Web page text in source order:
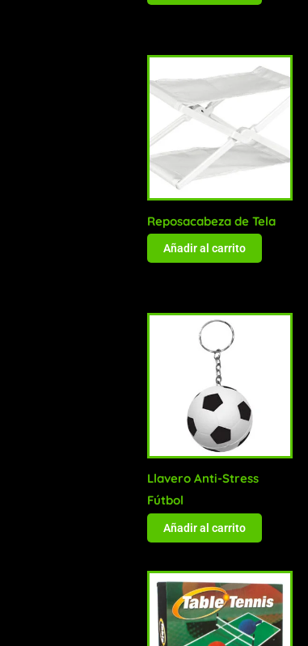
Reposacabeza de Tela
Añadir al carrito
Llavero Anti-Stress
Fútbol
Añadir al carrito